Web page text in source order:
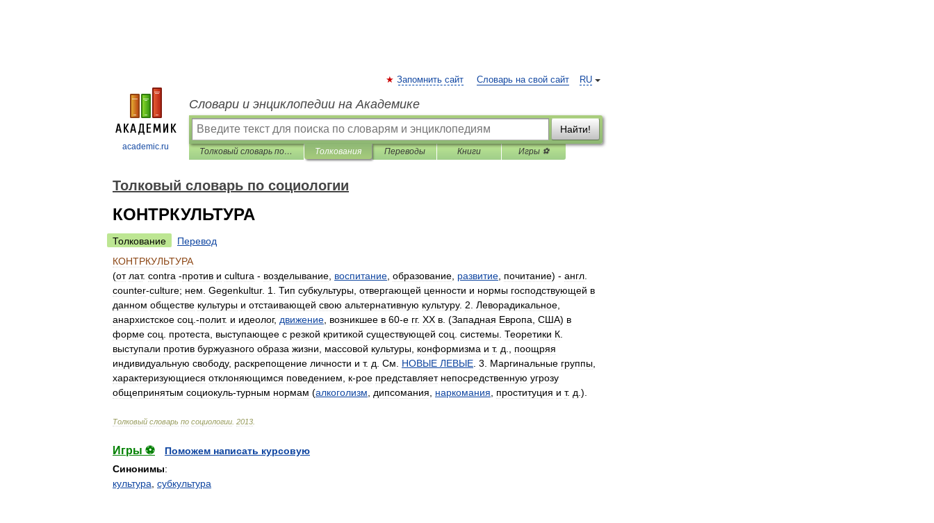
academic.ru
RU
Запомнить сайт Словарь на свой сайт
Словари и энциклопедии на Академике
Найти!
Толковый словарь по социологии Толкования Переводы Книги Игры ⚽
Толковый словарь по социологии
КОНТРКУЛЬТУРА
Толкование
Перевод
КОНТРКУЛЬТУРА
(от лат. contra -против и cultura - возделывание воспитание образование развитие почитание) - англ
counter-culture; нем Gegenkultur. 1 Тип субкультуры отвергающей ценности и нормы господствующей в
данном обществе культуры и отстаивающей свою альтернативную культуру. 2 Леворадикальное
анархистское соц .-полит. и идеолог, движение возникшее в 60-е гг. XX в . (Западная Европа США) в
форме соц протеста выступающее с резкой критикой существующей соц системы Теоретики К
выступали против буржуазного образа жизни массовой культуры конформизма и т. д
поощряя
индивидуальную свободу, раскрепощение личности и т. д См НОВЫЕ ЛЕВЫЕ 3 Маргинальные группы
характеризующиеся отклоняющимся поведением к-рое представляет непосредственную угрозу
общепринятым социокуль-турным нормам (алкоголизм дипсомания наркомания проституция и т. д .).
Толковый словарь по социологии 2013
Игры ⚽
Поможем написать курсовую
Синонимы:
культура субкультура